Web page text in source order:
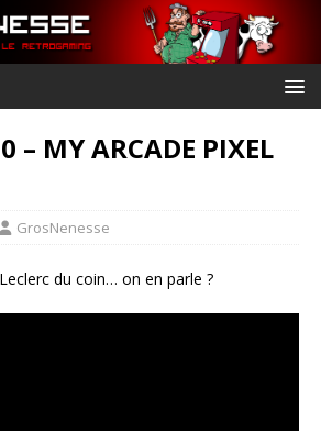
– MY ARCADE PIXEL
GrosNenesse
du coin… on en parle ?